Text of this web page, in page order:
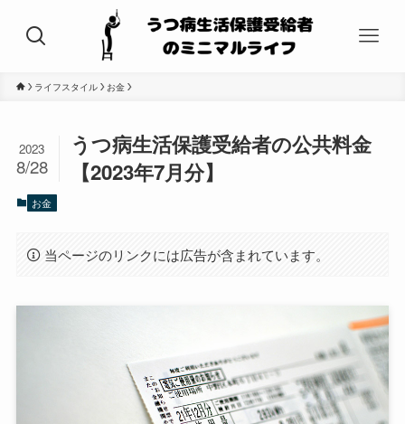
ライフスタイル お金
うつ病生活保護受給者の公共料金
【2023年7月分】
2023
8/28
お金
当ページのリンクには広告が含まれています。